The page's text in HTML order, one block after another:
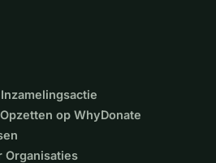
op WhyDonate
Organisaties